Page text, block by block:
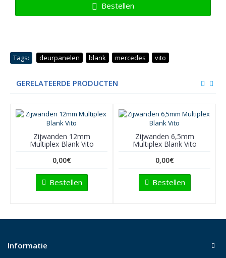
Bestellen
Tags: deurpanelen blank mercedes vito
GERELATEERDE PRODUCTEN
Zijwanden 12mm
Multiplex Blank Vito
0,00€
Bestellen
Zijwanden 6,5mm
Multiplex Blank Vito
0,00€
Bestellen
Informatie